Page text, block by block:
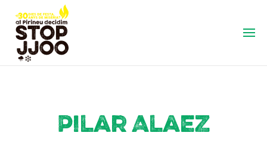
Pilar Alaez